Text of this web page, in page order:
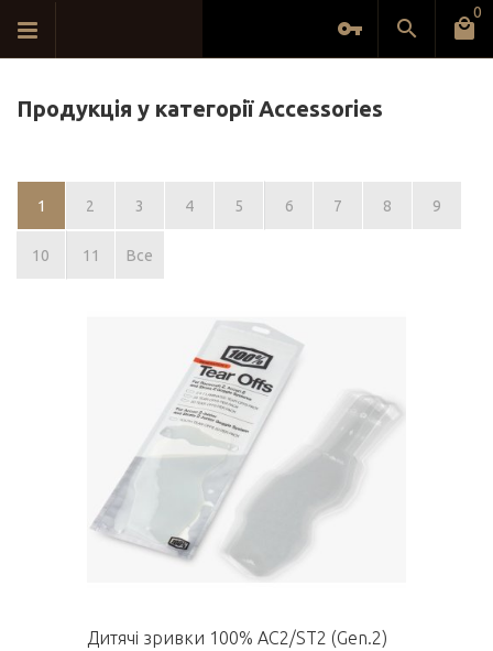
0
Продукція у категорії Accessories
1 2 3 4 5 6 7 8 9
10 11 Все
Дитячi зривки 100% AC2/ST2 (Gen.2)